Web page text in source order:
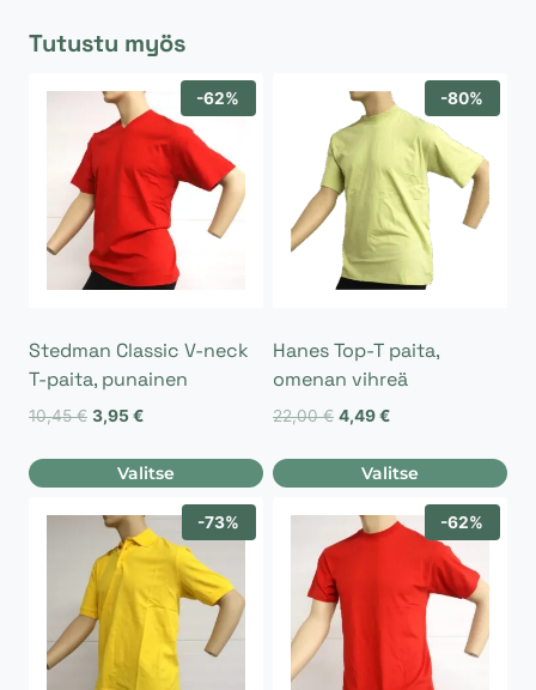
Tutustu myös
-62%
Stedman Classic V-neck
T-paita, punainen
10,45€ Alkuperäinen
oli:
10,45 €.
3,95 €Nykyinen
on:
3,95 €.
Valitse
tuotteella
useampi
muunnelma.
Voit
-80%
Hanes Top-T paita,
omenan vihreä
22,00€ Alkuperäinen
oli:
22,00 €.
4,49€Nykyinen
on:
4,49 €.
Valitse
tuotteella
useampi
muunnelma.
Voit
tehdä
-73% -62%